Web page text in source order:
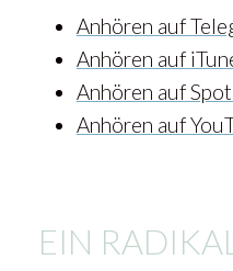
Anhören auf
Anhören auf
Anhören auf
Anhören auf
EIN